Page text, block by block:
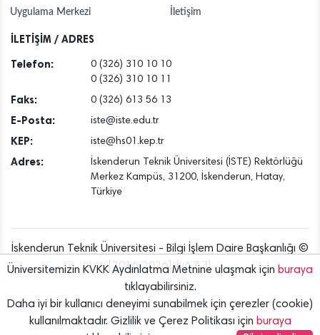
Uygulama Merkezi
İletişim
İLETİŞİM / ADRES
Telefon:
0 (326) 310 10 10
0 (326) 310 10 11
Faks: 0 (326) 613 56 13
E-Posta: iste@iste.edu.tr
KEP: iste@hs01.kep.tr
Adres:
İskenderun Teknik Üniversitesi (İSTE) Rektörlüğü
Merkez Kampüs, 31200, İskenderun, Hatay,
Türkiye
İskenderun Teknik Üniversitesi - Bilgi İşlem Daire Başkanlığı ©
[2016..2026] {v6.7.3}
Üniversitemizin KVKK Aydınlatma Metnine ulaşmak için buraya
tıklayabilirsiniz.
Daha iyi bir kullanıcı deneyimi sunabilmek için çerezler (cookie)
kullanılmaktadır. Gizlilik ve Çerez Politikası için buraya